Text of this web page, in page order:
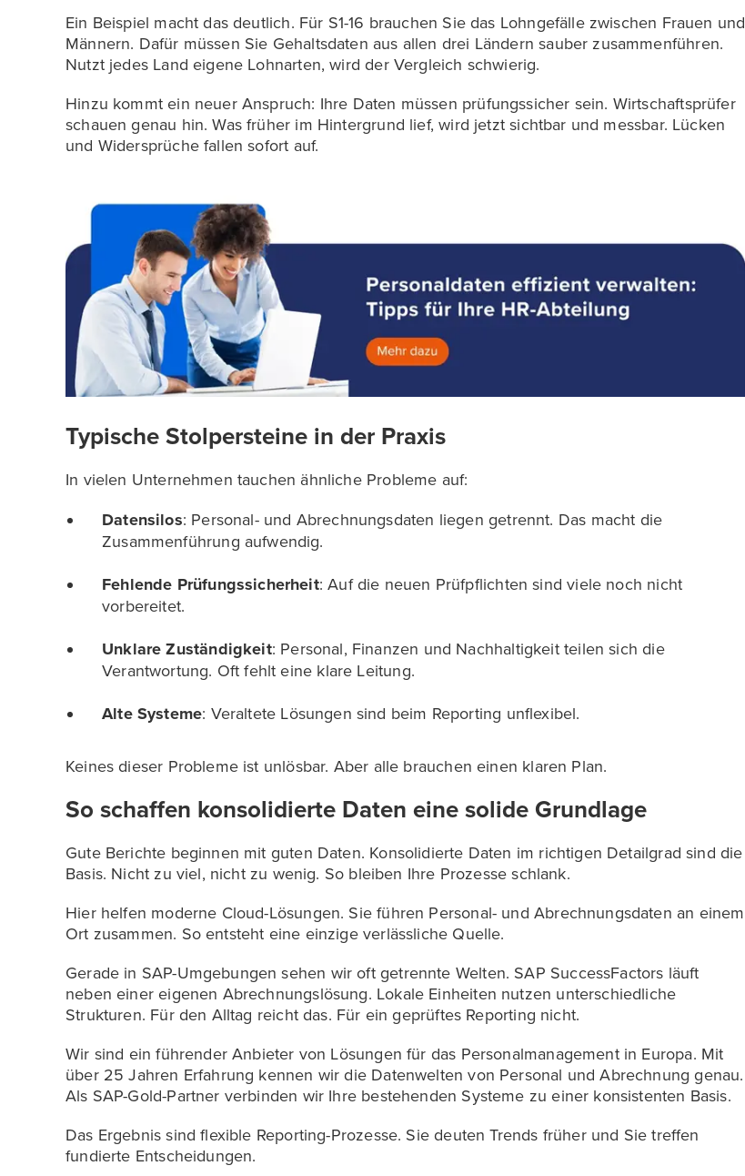
Ein Beispiel macht das deutlich. Für S1-16 brauchen Sie das Lohngefälle zwischen Frauen und
Männern. Dafür müssen Sie Gehaltsdaten aus allen drei Ländern sauber zusammenführen.
Nutzt jedes Land eigene Lohnarten, wird der Vergleich schwierig.
Hinzu kommt ein neuer Anspruch: Ihre Daten müssen prüfungssicher sein. Wirtschaftsprüfer
schauen genau hin. Was früher im Hintergrund lief, wird jetzt sichtbar und messbar. Lücken
und Widersprüche fallen sofort auf.
Typische Stolpersteine in der Praxis
In vielen Unternehmen tauchen ähnliche Probleme auf:
Datensilos: Personal- und Abrechnungsdaten liegen getrennt. Das macht die
Zusammenführung aufwendig.
Fehlende Prüfungssicherheit: Auf die neuen Prüfpflichten sind viele noch nicht
vorbereitet.
Unklare Zuständigkeit: Personal, Finanzen und Nachhaltigkeit teilen sich die
Verantwortung. Oft fehlt eine klare Leitung.
Alte Systeme: Veraltete Lösungen sind beim Reporting unflexibel.
Keines dieser Probleme ist unlösbar. Aber alle brauchen einen klaren Plan.
So schaffen konsolidierte Daten eine solide Grundlage
Gute Berichte beginnen mit guten Daten. Konsolidierte Daten im richtigen Detailgrad sind die
Basis. Nicht zu viel, nicht zu wenig. So bleiben Ihre Prozesse schlank.
Hier helfen moderne Cloud-Lösungen. Sie führen Personal- und Abrechnungsdaten an einem
Ort zusammen. So entsteht eine einzige verlässliche Quelle.
Gerade in SAP-Umgebungen sehen wir oft getrennte Welten. SAP SuccessFactors läuft
neben einer eigenen Abrechnungslösung. Lokale Einheiten nutzen unterschiedliche
Strukturen. Für den Alltag reicht das. Für ein geprüftes Reporting nicht.
Wir sind ein führender Anbieter von Lösungen für das Personalmanagement in Europa. Mit
über 25 Jahren Erfahrung kennen wir die Datenwelten von Personal und Abrechnung genau.
Als SAP-Gold-Partner verbinden wir Ihre bestehenden Systeme zu einer konsistenten Basis.
Das Ergebnis sind flexible Reporting-Prozesse. Sie deuten Trends früher und Sie treffen
fundierte Entscheidungen.